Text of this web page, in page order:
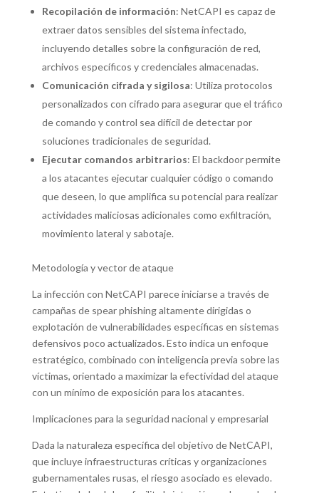
Recopilación de información: NetCAPI es capaz de
extraer datos sensibles del sistema infectado,
incluyendo detalles sobre la configuración de red,
archivos específicos y credenciales almacenadas.
Comunicación cifrada y sigilosa: Utiliza protocolos
personalizados con cifrado para asegurar que el tráfico
de comando y control sea difícil de detectar por
soluciones tradicionales de seguridad.
Ejecutar comandos arbitrarios: El backdoor permite
a los atacantes ejecutar cualquier código o comando
que deseen, lo que amplifica su potencial para realizar
actividades maliciosas adicionales como exfiltración,
movimiento lateral y sabotaje.
Metodología y vector de ataque
La infección con NetCAPI parece iniciarse a través de
campañas de spear phishing altamente dirigidas o
explotación de vulnerabilidades específicas en sistemas
defensivos poco actualizados. Esto indica un enfoque
estratégico, combinado con inteligencia previa sobre las
víctimas, orientado a maximizar la efectividad del ataque
con un mínimo de exposición para los atacantes.
Implicaciones para la seguridad nacional y empresarial
Dada la naturaleza específica del objetivo de NetCAPI,
que incluye infraestructuras críticas y organizaciones
gubernamentales rusas, el riesgo asociado es elevado.